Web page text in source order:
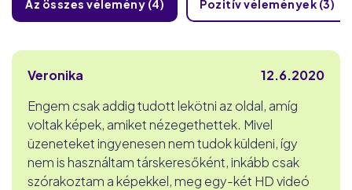
Az összes vélemény (4) Pozitív vélemények (3)
Veronika
12.6.2020
Engem csak addig tudott lekötni az oldal, amíg
voltak képek, amiket nézegethettek. Mivel
üzeneteket ingyenesen nem tudok küldeni, így
nem is használtam társkeresőként, inkább csak
szórakoztam a képekkel, meg egy-két HD videó